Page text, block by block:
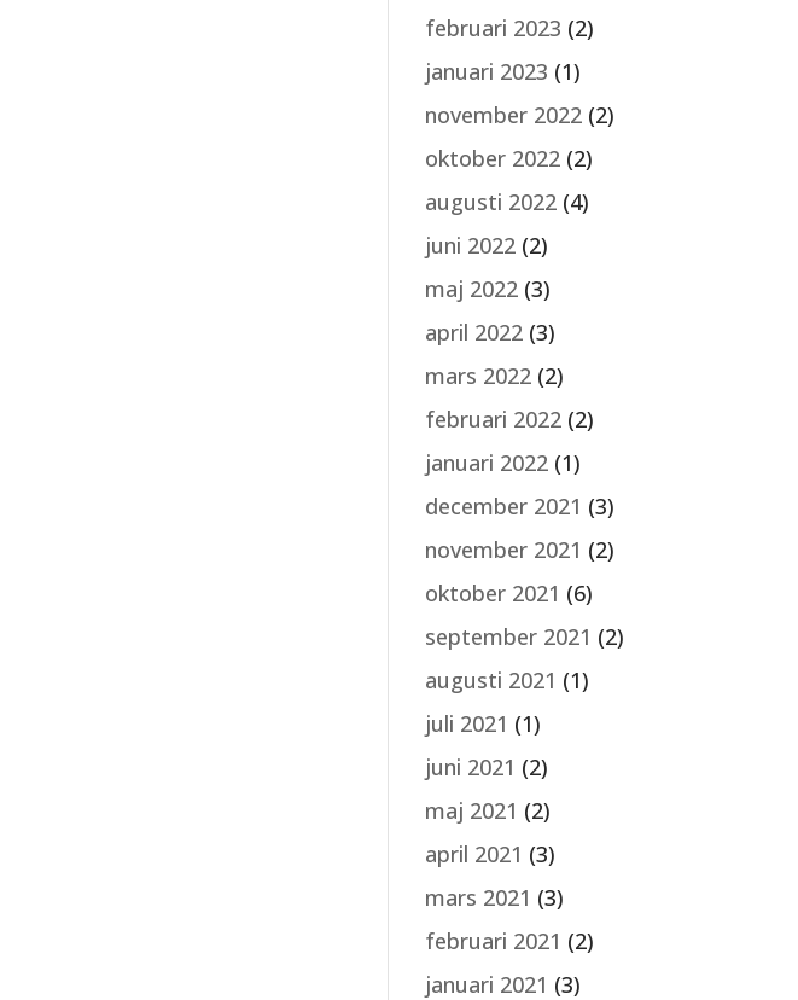
februari 2023 (2)
januari 2023 (1)
november 2022 (2)
oktober 2022 (2)
augusti 2022 (4)
juni 2022 (2)
maj 2022 (3)
april 2022 (3)
mars 2022 (2)
februari 2022 (2)
januari 2022 (1)
december 2021 (3)
november 2021 (2)
oktober 2021 (6)
september 2021 (2)
augusti 2021 (1)
juli 2021 (1)
juni 2021 (2)
maj 2021 (2)
april 2021 (3)
mars 2021 (3)
februari 2021 (2)
januari 2021 (3)